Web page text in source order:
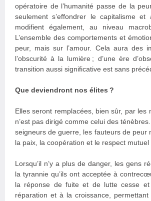
opératoire de l’humanité passe de la
seulement s’effondrer le capitalisme
modifient également, au niveau
L’ensemble des comportements et
peur, mais sur l’amour. Cela aura des
l’obscurité à la lumière ; d’une ère
transition aussi significative est sans
Que deviendront nos élites ?
Elles seront remplacées, bien sûr, par les
n’est pas dirigé comme celui des
seigneurs de guerre, les fauteurs de peur
la paix, la coopération et le respect
Lorsqu’il n’y a plus de danger, les gens
la tyrannie qu’ils ont acceptée à
la réponse de fuite et de lutte cesse
réparation et à la croissance,